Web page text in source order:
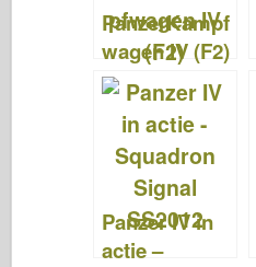
PanzerKampf
wagen IV (F2)
– Armour In
Profiel 008
Panzer IV in
actie –